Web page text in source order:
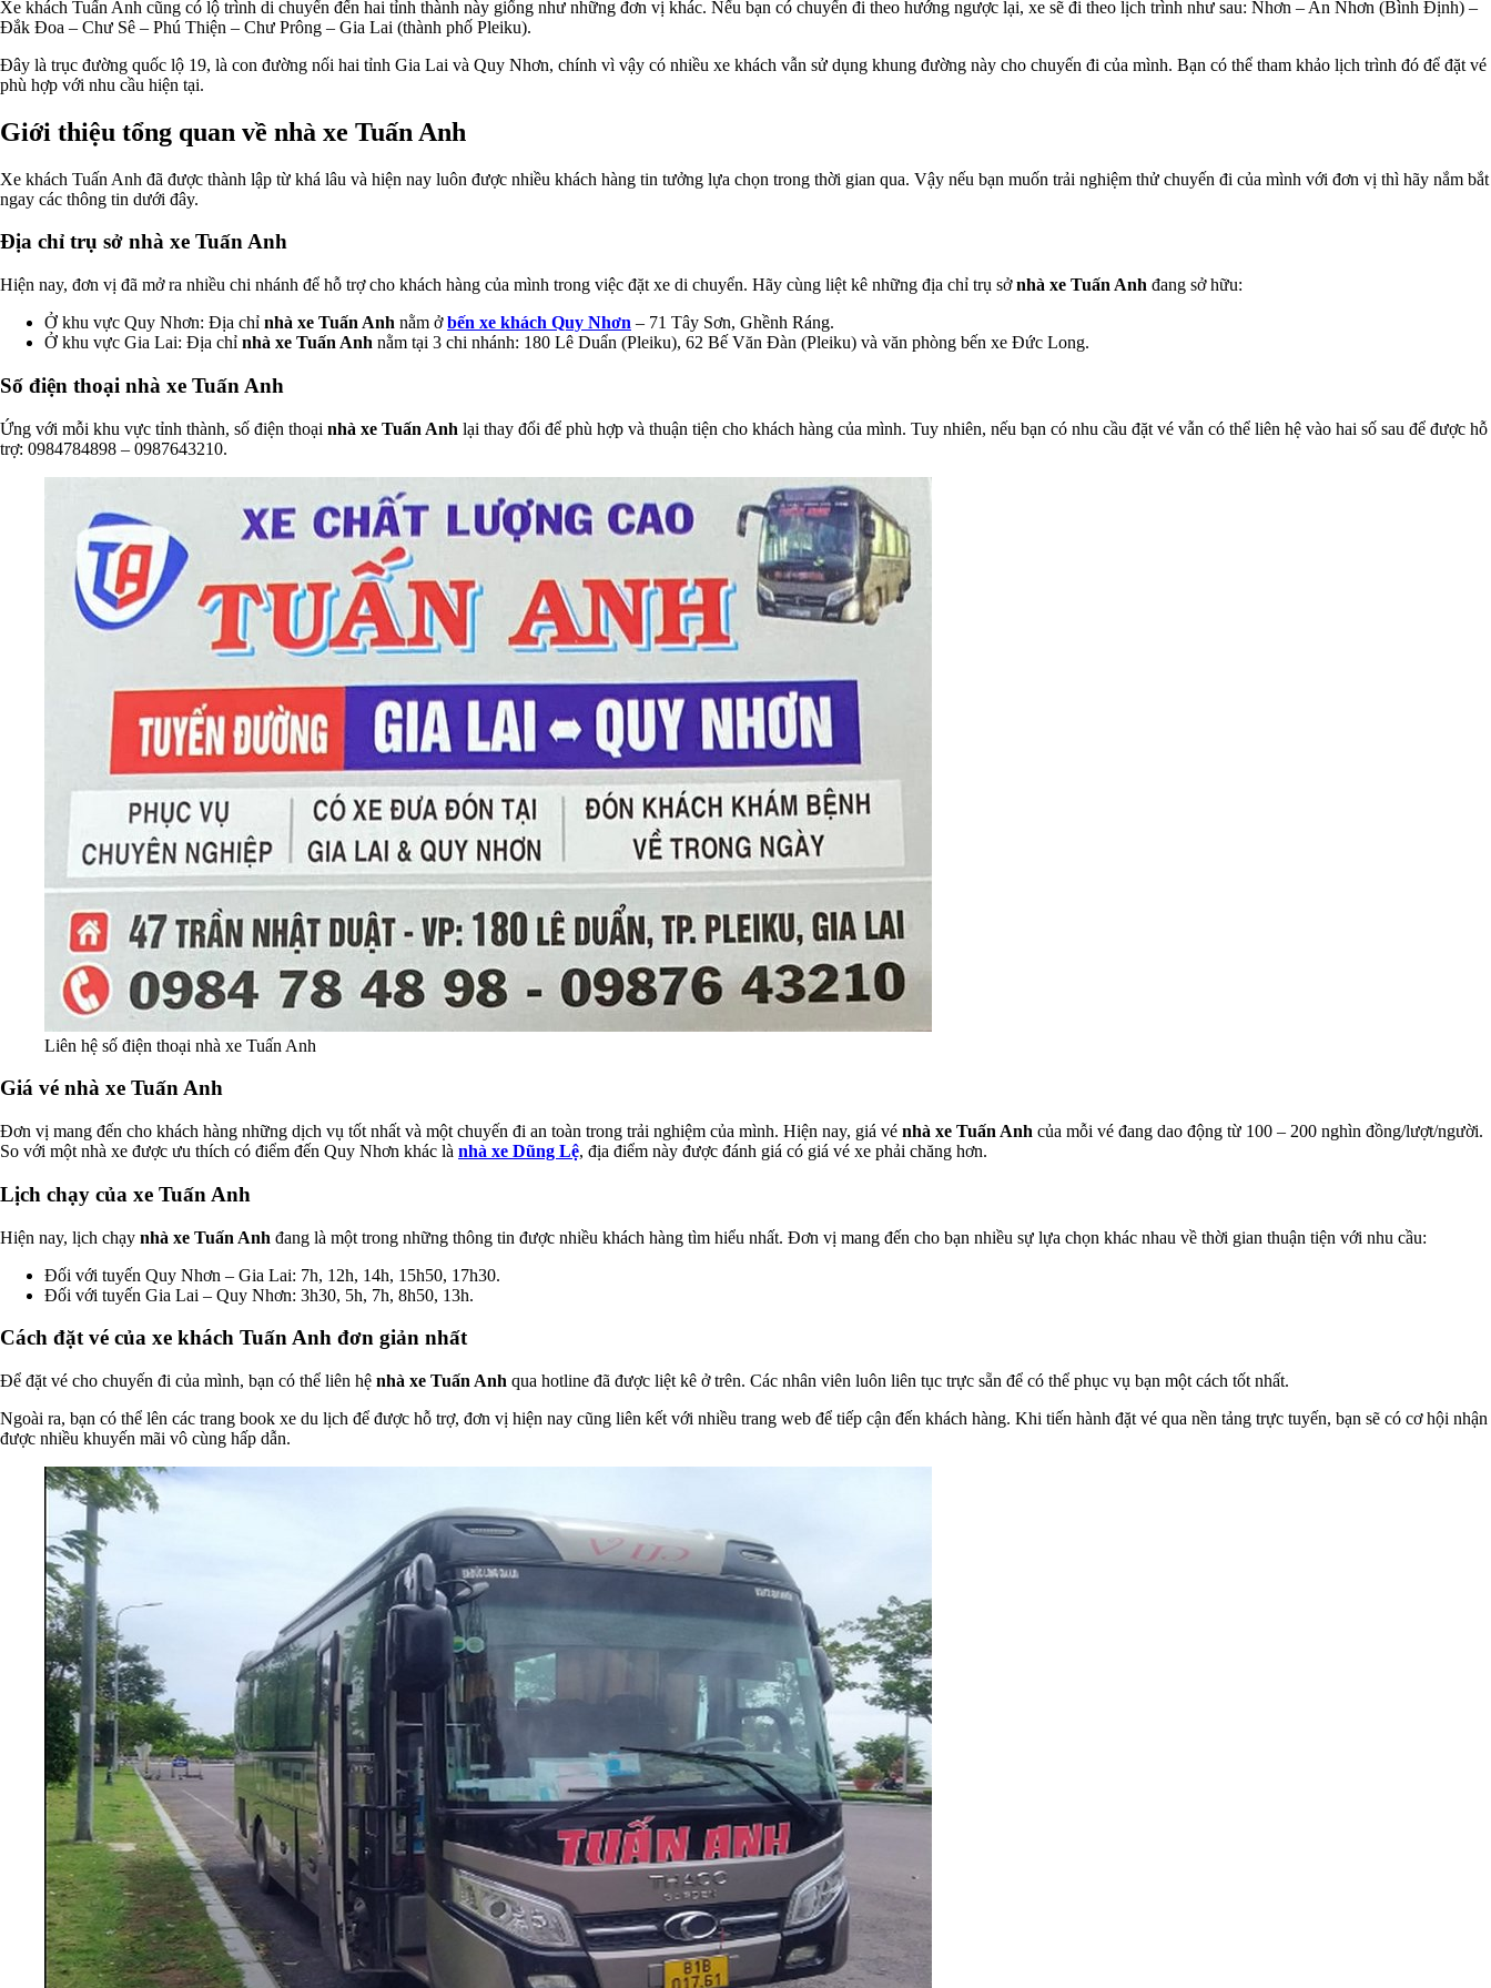
Xe khách Tuấn Anh cũng có lộ trình di chuyển đến hai tỉnh thành này giống như những đơn vị khác. Nếu bạn có chuyến đi theo hướng ngược lại, xe sẽ đi theo lịch trình như sau: Nhơn – An Nhơn (Bình Định) –
Đắk Đoa – Chư Sê – Phú Thiện – Chư Prông – Gia Lai (thành phố Pleiku).
Đây là trục đường quốc lộ 19, là con đường nối hai tỉnh Gia Lai và Quy Nhơn, chính vì vậy có nhiều xe khách vẫn sử dụng khung đường này cho chuyến đi của mình. Bạn có thể tham khảo lịch trình đó để đặt vé
phù hợp với nhu cầu hiện tại.
Giới thiệu tổng quan về nhà xe Tuấn Anh
Xe khách Tuấn Anh đã được thành lập từ khá lâu và hiện nay luôn được nhiều khách hàng tin tưởng lựa chọn trong thời gian qua. Vậy nếu bạn muốn trải nghiệm thử chuyến đi của mình với đơn vị thì hãy nắm bắt
ngay các thông tin dưới đây.
Địa chỉ trụ sở nhà xe Tuấn Anh
Hiện nay, đơn vị đã mở ra nhiều chi nhánh để hỗ trợ cho khách hàng của mình trong việc đặt xe di chuyển. Hãy cùng liệt kê những địa chỉ trụ sởnhà xe Tuấn Anh đang sở hữu:
Ở khu vực Quy Nhơn: Địa chỉ nhà xe Tuấn Anh nằm ởbến xe khách Quy Nhơn – 71 Tây Sơn, Ghềnh Ráng.
Ở khu vực Gia Lai: Địa chỉ nhà xe Tuấn Anh nằm tại 3 chi nhánh: 180 Lê Duẩn (Pleiku), 62 Bế Văn Đàn (Pleiku) và văn phòng bến xe Đức Long.
Số điện thoại nhà xe Tuấn Anh
Ứng với mỗi khu vực tỉnh thành, số điện thoại nhà xe Tuấn Anh lại thay đổi để phù hợp và thuận tiện cho khách hàng của mình. Tuy nhiên, nếu bạn có nhu cầu đặt vé vẫn có thể liên hệ vào hai số sau để được hỗ
trợ: 0984784898 – 0987643210.
Liên hệ số điện thoại nhà xe Tuấn Anh
Giá vé nhà xe Tuấn Anh
Đơn vị mang đến cho khách hàng những dịch vụ tốt nhất và một chuyến đi an toàn trong trải nghiệm của mình. Hiện nay, giá vé nhà xe Tuấn Anh của mỗi vé đang dao động từ 100 – 200 nghìn đồng/lượt/người.
So với một nhà xe được ưu thích có điểm đến Quy Nhơn khác là nhà xe Dũng Lệ, địa điểm này được đánh giá có giá vé xe phải chăng hơn.
Lịch chạy của xe Tuấn Anh
Hiện nay, lịch chạy nhà xe Tuấn Anh đang là một trong những thông tin được nhiều khách hàng tìm hiểu nhất. Đơn vị mang đến cho bạn nhiều sự lựa chọn khác nhau về thời gian thuận tiện với nhu cầu:
Đối với tuyến Quy Nhơn – Gia Lai: 7h, 12h, 14h, 15h50, 17h30.
Đối với tuyến Gia Lai – Quy Nhơn: 3h30, 5h, 7h, 8h50, 13h.
Cách đặt vé của xe khách Tuấn Anh đơn giản nhất
Để đặt vé cho chuyến đi của mình, bạn có thể liên hệ nhà xe Tuấn Anh qua hotline đã được liệt kê ở trên. Các nhân viên luôn liên tục trực sẵn để có thể phục vụ bạn một cách tốt nhất.
Ngoài ra, bạn có thể lên các trang book xe du lịch để được hỗ trợ, đơn vị hiện nay cũng liên kết với nhiều trang web để tiếp cận đến khách hàng. Khi tiến hành đặt vé qua nền tảng trực tuyến, bạn sẽ có cơ hội nhận
được nhiều khuyến mãi vô cùng hấp dẫn.